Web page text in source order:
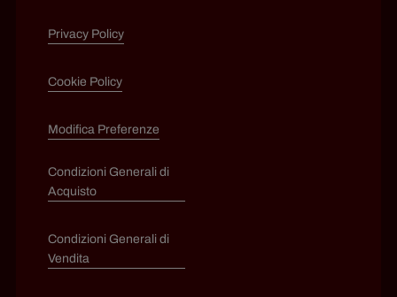
Privacy Policy
Cookie Policy
Modifica Preferenze
Condizioni Generali di
Acquisto
Condizioni Generali di
Vendita